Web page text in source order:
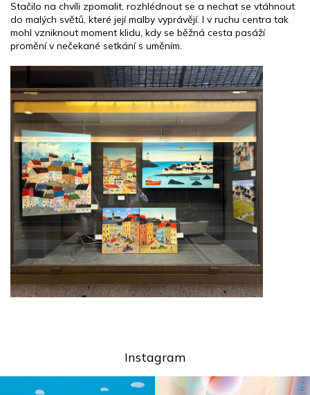
Stačilo na chvíli zpomalit, rozhlédnout se a nechat se vtáhnout
do malých světů, které její malby vyprávějí. I v ruchu centra tak
mohl vzniknout moment klidu, kdy se běžná cesta pasáží
promění v nečekané setkání s uměním.
Instagram